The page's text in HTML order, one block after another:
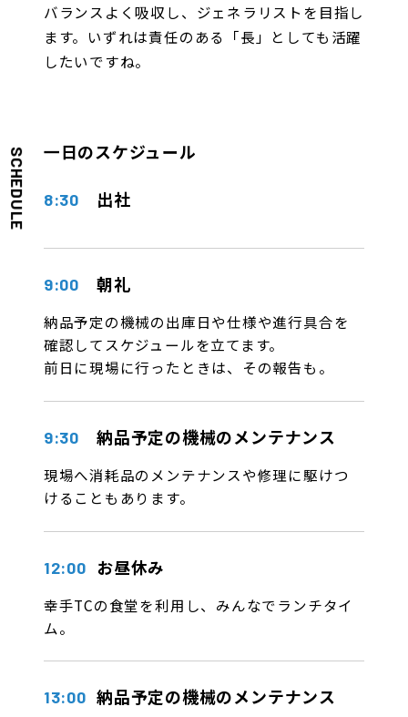
バランスよく吸収し、ジェネラリストを目指し
ます。いずれは責任のある「長」としても活躍
したいですね。
SCHEDULE 一日のスケジュール
8:30 出社
9:00 朝礼
納品予定の機械の出庫日や仕様や進行具合を
確認してスケジュールを立てます。
前日に現場に行ったときは、その報告も。
9:30 納品予定の機械のメンテナンス
現場へ消耗品のメンテナンスや修理に駆けつ
けることもあります。
12:00 お昼休み
幸手TCの食堂を利用し、みんなでランチタイ
ム。
13:00 納品予定の機械のメンテナンス